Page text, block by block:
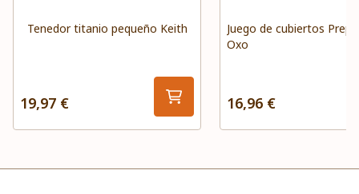
Tenedor titanio pequeño Keith
19,97 €
Juego de cubiertos Prep
Oxo
16,96 €